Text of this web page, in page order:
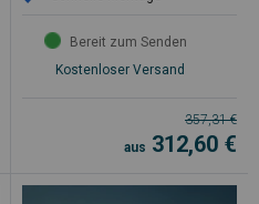
Bereit zum Senden
Kostenloser Versand
357,31€
aus 312,60 €